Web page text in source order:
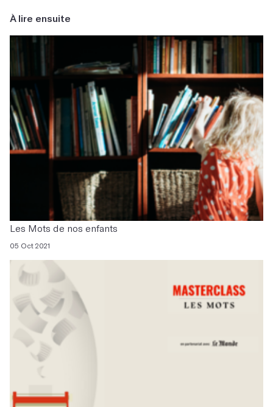
À lire ensuite
Les Mots de nos enfants
05 Oct 2021